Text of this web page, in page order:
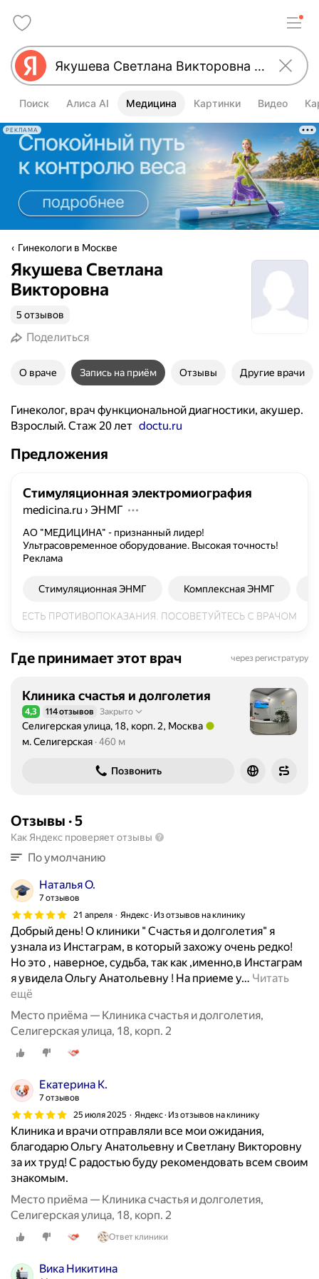
Поиск Алиса AI Медицина Картинки Видео
РЕКЛАМА
Гинекологи в Москве
Якушева Светлана
Викторовна
5 отзывов
Поделиться
О враче Запись на приём Отзывы Другие врачи
Гинеколог, врач функциональной диагностики, акушер.
Взрослый. Стаж 20 лет doctu.ru
Предложения
Стимуляционная электромиография
medicina.ru › ЭНМГ
АО "МЕДИЦИНА" - признанный лидер!
Ультрасовременное оборудование. Высокая точность!
Реклама
Стимуляционная ЭНМГ Комплексная ЭНМГ
Где принимает этот врач через регистратуру
Клиника счастья и долголетия
Рейтинг 4,3 из 5
4,3 114 отзывов Закрыто
Селигерская улица, 18, корп. 2, Москва
Метро м. Селигерская Расстояние 460 м
м. Селигерская 460 м
Позвонить
Отзывы ·5
Как Яндекс проверяет отзывы
По умолчанию
Наталья О.
7 отзывов
21 апреля
Яндекс · Из отзывов на клинику
Добрый день! О клиники " Счастья и долголетия" я
узнала из Инстаграм, в который захожу очень редко!
Но это , наверное, судьба, так как ,именно,в Инстаграм
я увидела Ольгу Анатольевну ! На приеме у… Читать
ещё
Место приёма — Клиника счастья и долголетия,
Селигерская улица, 18, корп. 2
Екатерина К.
7 отзывов
25 июля 2025
Яндекс · Из отзывов на клинику
Клиника и врачи отправляли все мои ожидания,
благодарю Ольгу Анатольевну и Светлану Викторовну
за их труд! С радостью буду рекомендовать всем своим
знакомым.
Место приёма — Клиника счастья и долголетия,
Селигерская улица, 18, корп. 2
Ответ клиники
Вика Никитина